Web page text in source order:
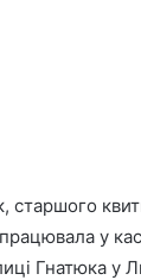
у
Гнатюка у